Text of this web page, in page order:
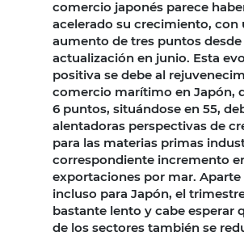
comercio japonés parece
acelerado su crecimiento, con
aumento de tres puntos
actualización en junio. Esta
positiva se debe al
comercio marítimo en Japón,
6 puntos, situándose en 55,
alentadoras perspectivas de
para las materias primas
correspondiente incremento
exportaciones por mar. Aparte
incluso para Japón, el
bastante lento y cabe esperar
de los sectores también se